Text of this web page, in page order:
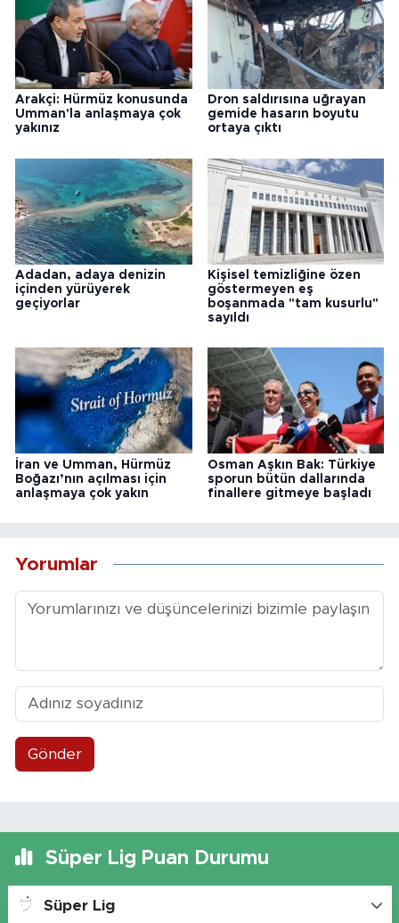
Arakçi: Hürmüz konusunda
Umman'la anlaşmaya çok
yakınız
Dron saldırısına uğrayan
gemide hasarın boyutu
ortaya çıktı
Adadan, adaya denizin
içinden yürüyerek
geçiyorlar
Kişisel temizliğine özen
göstermeyen eş
boşanmada "tam kusurlu"
sayıldı
İran ve Umman, Hürmüz
Boğazı’nın açılması için
anlaşmaya çok yakın
Osman Aşkın Bak: Türkiye
sporun bütün dallarında
finallere gitmeye başladı
Yorumlar
Gönder
Süper Lig Puan Durumu
Süper Lig